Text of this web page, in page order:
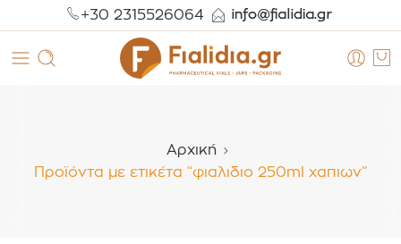
+30 2315526064
Αρχική
Προϊόντα με ετικέτα “φιαλιδιο 250ml χαπιων”